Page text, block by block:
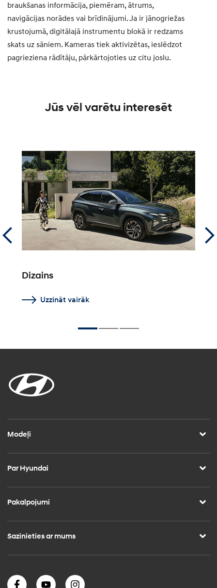
braukšanas informācija, piemēram, ātrums,
navigācijas norādes vai brīdinājumi. Ja ir jānogriežas
krustojumā, digitālajā instrumentu blokā ir redzams
skats uz sāniem. Kameras tiek aktivizētas, ieslēdzot
pagrieziena rādītāju, pārkārtojoties uz citu joslu.
Jūs vēl varētu interesēt
Dizains
Uzzināt vairāk
Modeļi
Par Hyundai
Pakalpojumi
Sazinieties ar mums